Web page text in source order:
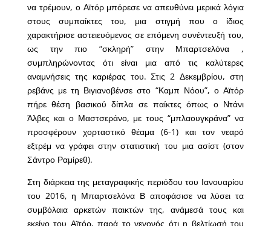
να τρέμουν, ο Αϊτόρ μπόρεσε να απευθύνει μερικά λόγια
στους συμπαίκτες του, μια στιγμή που ο ίδιος
χαρακτήρισε αστειευόμενος σε επόμενη συνέντευξή του,
ως την πιο “σκληρή” στην Μπαρτσελόνα ,
συμπληρώνοντας ότι είναι μια από τις καλύτερες
αναμνήσεις της καριέρας του. Στις 2 Δεκεμβρίου, στη
ρεβάνς με τη Βιγιανοβένσε στο “Καμπ Νόου”, ο Αϊτόρ
πήρε θέση βασικού δίπλα σε παίκτες όπως ο Ντάνι
Άλβες και ο Μαστσεράνο, με τους “μπλαουγκράνα” να
προσφέρουν χορταστικό θέαμα (6-1) και τον νεαρό
εξτρέμ να γράφει στην στατιστική του μια ασίστ (στον
Σάντρο Ραμίρεθ).
Στη διάρκεια της μεταγραφικής περιόδου του Ιανουαρίου
του 2016, η Μπαρτσελόνα Β αποφάσισε να λύσει τα
συμβόλαια αρκετών παικτών της, ανάμεσά τους και
εκείνο του Αϊτόρ, παρά το γεγονός ότι η βελτίωσή του